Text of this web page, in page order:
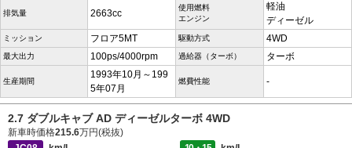
排気量 2663cc
使用燃料
エンジン
軽油
ディーゼル
ミッション フロア5MT 駆動方式 4WD
最大出力 100ps/4000rpm 過給器（ターボ） ターボ
生産期間
1993年10月～199
5年07月
燃費性能 -
2.7 ダブルキャブ AD ディーゼルターボ 4WD
新車時価格215.6万円(税抜)